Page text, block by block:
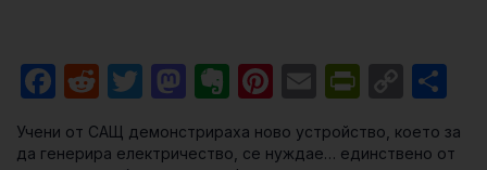
Facebook
RedditTwitter
Mastodon
Evernote
Pinterest
Email
Учени от САЩ демонстрираха ново устройство, което за
да генерира електричество, се нуждае… единствено от